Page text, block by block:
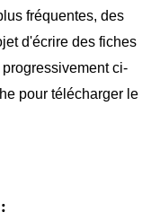
fréquentes, des
d'écrire des fiches
ci-
pour télécharger le